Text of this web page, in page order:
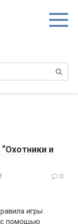
и
0
игры
с помощью